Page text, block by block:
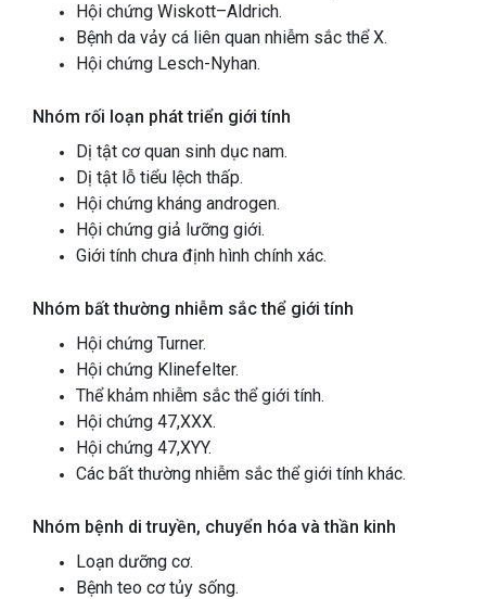
Hội chứng Wiskott–Aldrich.
Bệnh da vảy cá liên quan nhiễm sắc thể X.
Hội chứng Lesch-Nyhan.
Nhóm rối loạn phát triển giới tính
Dị tật cơ quan sinh dục nam.
Dị tật lỗ tiểu lệch thấp.
Hội chứng kháng androgen.
Hội chứng giả lưỡng giới.
Giới tính chưa định hình chính xác.
Nhóm bất thường nhiễm sắc thể giới tính
Hội chứng Turner.
Hội chứng Klinefelter.
Thể khảm nhiễm sắc thể giới tính.
Hội chứng 47,XXX.
Hội chứng 47,XYY.
Các bất thường nhiễm sắc thể giới tính khác.
Nhóm bệnh di truyền, chuyển hóa và thần kinh
Loạn dưỡng cơ.
Bệnh teo cơ tủy sống.